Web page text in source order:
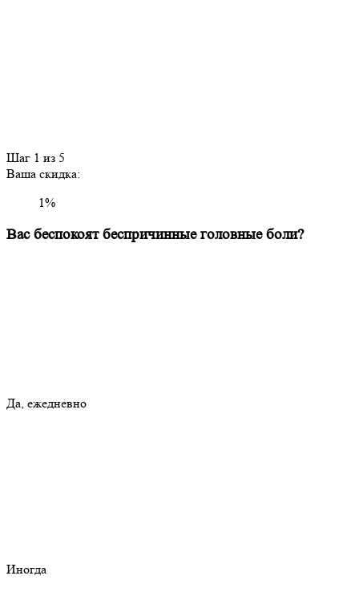
Шаг 1 из 5
Ваша скидка:
1%
Вас беспокоят беспричинные головные боли?
Да, ежедневно
Иногда